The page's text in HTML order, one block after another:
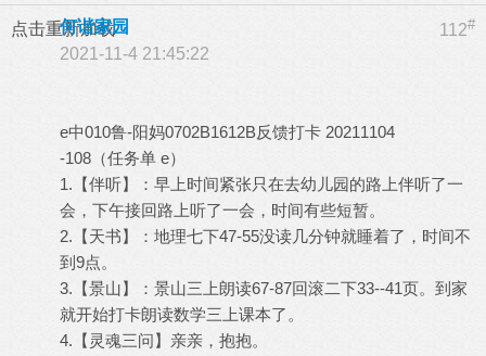
点击重新加载 112#
何谐家园
2021-11-4 21:45:22
e中010鲁-阳妈0702B1612B反馈打卡 20211104
-108（任务单 e）
1.【伴听】：早上时间紧张只在去幼儿园的路上伴听了一
会，下午接回路上听了一会，时间有些短暂。
2.【天书】：地理七下47-55没读几分钟就睡着了，时间不
到9点。
3.【景山】：景山三上朗读67-87回滚二下33--41页。到家
就开始打卡朗读数学三上课本了。
4.【灵魂三问】亲亲，抱抱。